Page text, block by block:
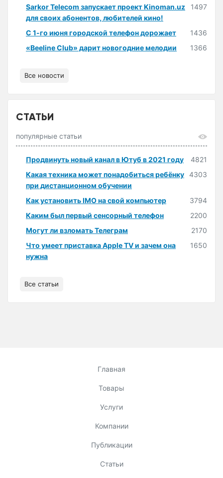
Sarkor Telecom запускает проект Kinoman.uz
для своих абонентов, любителей кино!
1497
С 1-го июня городской телефон дорожает
1436
«Beeline Club» дарит новогодние мелодии
1366
Все новости
СТАТЬИ
популярные статьи
Продвинуть новый канал в Ютуб в 2021 году
4821
Какая техника может понадобиться ребёнку
при дистанционном обучении
4303
Как установить IMO на свой компьютер
3794
Каким был первый сенсорный телефон
2200
Могут ли взломать Телеграм
2170
Что умеет приставка Apple TV и зачем она
нужна
1650
Все статьи
Главная
Товары
Услуги
Компании
Публикации
Статьи